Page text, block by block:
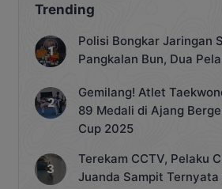
Trending
Polisi Bongkar Jaringan
Pangkalan Bun, Dua
Gemilang! Atlet
89 Medali di Ajang
Cup 2025
Terekam CCTV, Pelaku
Juanda Sampit Ternyata